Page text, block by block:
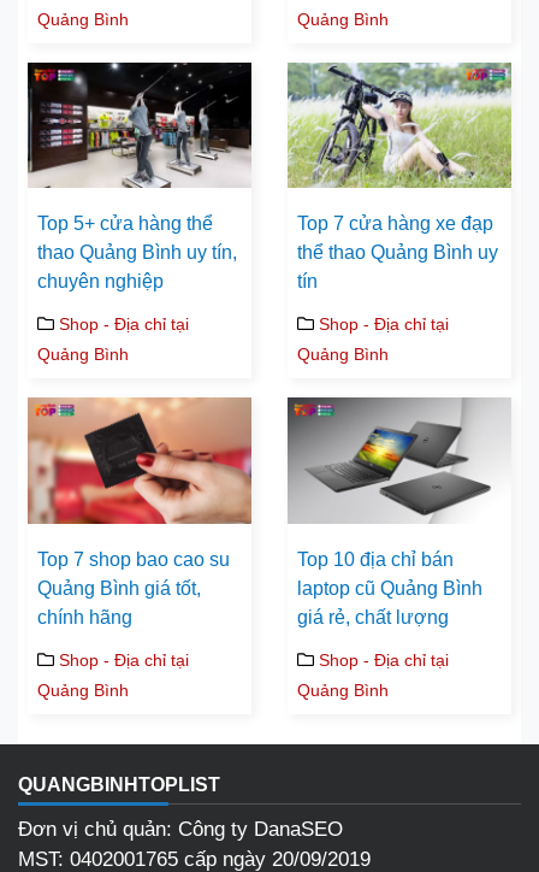
Quảng Bình
Quảng Bình
Top 5+ cửa hàng thể
thao Quảng Bình uy tín,
chuyên nghiệp
Shop - Địa chỉ tại
Quảng Bình
Top 7 cửa hàng xe đạp
thể thao Quảng Bình uy
tín
Shop - Địa chỉ tại
Quảng Bình
Top 7 shop bao cao su
Quảng Bình giá tốt,
chính hãng
Shop - Địa chỉ tại
Quảng Bình
Top 10 địa chỉ bán
laptop cũ Quảng Bình
giá rẻ, chất lượng
Shop - Địa chỉ tại
Quảng Bình
QUANGBINHTOPLIST
Đơn vị chủ quản: Công ty DanaSEO
MST: 0402001765 cấp ngày 20/09/2019